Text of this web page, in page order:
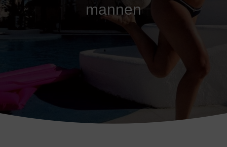
mannen